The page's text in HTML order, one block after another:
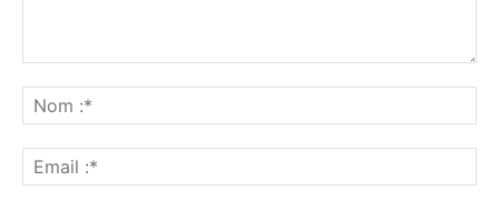
:*
:*